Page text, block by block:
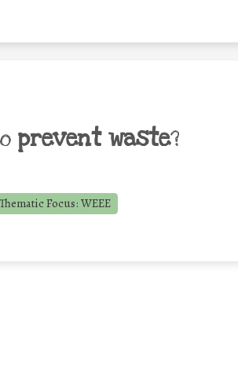
prevent waste?
Thematic Focus: WEEE